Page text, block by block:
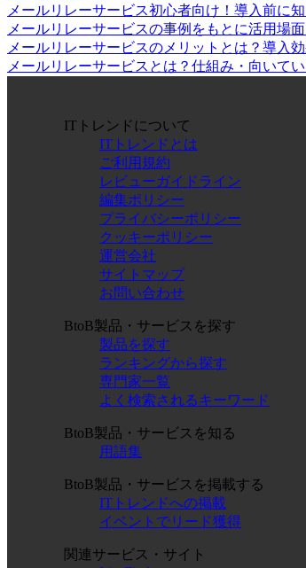
メールリレーサービス初心者向け！導入前に
メールリレーサービスの事例をもとに活用場
メールリレーサービスのメリットとは？導入
メールリレーサービスとは？仕組み・向いて
ITトレンドについて
ITトレンドとは
ご利用規約
レビューガイドライン
編集ポリシー
プライバシーポリシー
クッキーポリシー
運営会社
サイトマップ
お問い合わせ
BtoB製品・サービスを探す
製品を探す
ランキングから探す
専門家一覧
よく検索されるキーワード
BtoB製品・サービスを知る
用語集
BtoB製品・サービスを掲載する
ITトレンドへの掲載
イベントでリード獲得
関連サービス・サイト